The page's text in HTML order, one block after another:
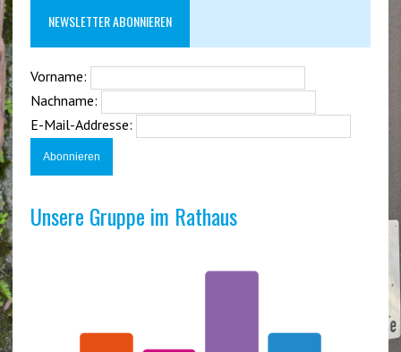
NEWSLETTER ABONNIEREN
Vorname:
Nachname:
E-Mail-Addresse:
Unsere Gruppe im Rathaus